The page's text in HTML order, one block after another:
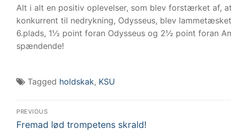
Alt i alt en positiv oplevelser, som blev forstærket af,
konkurrent til nedrykning, Odysseus, blev
6.plads, 1½ point foran Odysseus og 2½ point foran
spændende!
Tagged holdskak, KSU
PREVIOUS
Fremad lød trompetens skrald!